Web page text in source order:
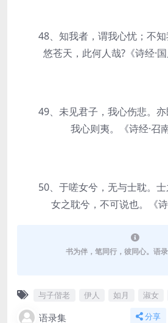
48、知我者，谓我心忧；不知
悠苍天，此何人哉?《诗经·国
49、未见君子，我心伤悲。亦
我心则夷。《诗经·召南
50、于嗟女兮，无与士耽。士
女之耽兮，不可说也。《诗
书为伴，笔同行，彼同心。语
与子偕老 伊人 如月 淑女
语录集 分享